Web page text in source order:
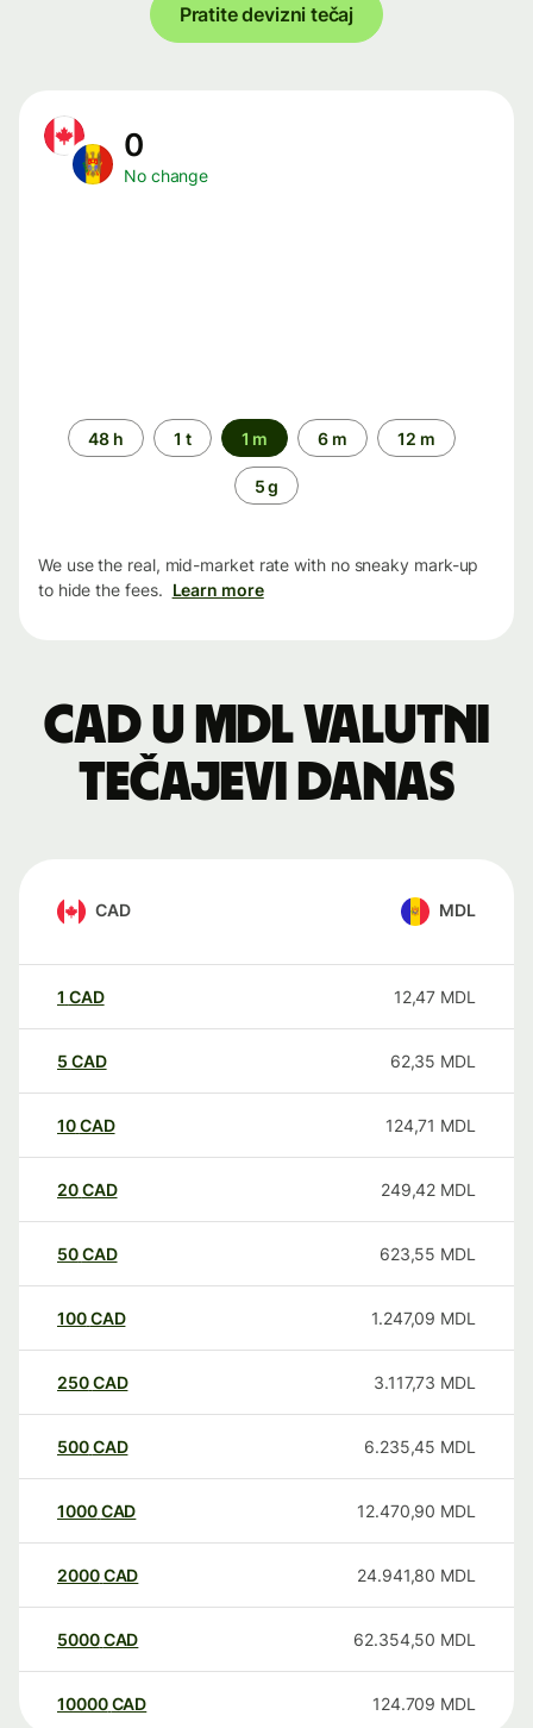
Pratite devizni tečaj
0
No change
Time
period
48 h 1 t 1 m 6 m 12 m
5 g
We use the real, mid-market rate with no sneaky mark-up
to hide the fees. Learn more
CAD u MDL valutni
tečajevi danas
CAD MDL
1 CAD 12,47 MDL
5 CAD 62,35 MDL
10CAD 124,71 MDL
20CAD 249,42 MDL
50CAD 623,55 MDL
100CAD 1.247,09 MDL
250CAD 3.117,73 MDL
500CAD 6.235,45 MDL
1000CAD 12.470,90 MDL
2000CAD 24.941,80 MDL
5000CAD 62.354,50 MDL
10000 CAD 124.709 MDL